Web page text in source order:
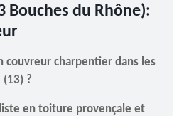
Bouches du Rhône):
couvreur charpentier dans les
(13) ?
en toiture provençale et